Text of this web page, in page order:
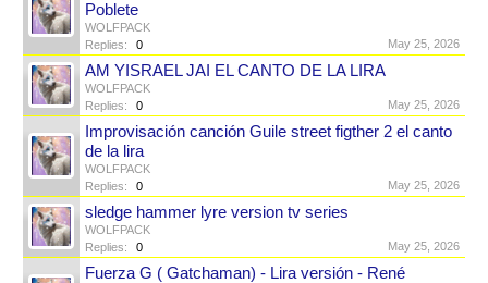
Poblete
WOLFPACK
Replies:
0 May 25, 2026
AM YISRAEL JAI EL CANTO DE LA LIRA
WOLFPACK
Replies:
0 May 25, 2026
Improvisación canción Guile street figther 2 el canto
de la lira
WOLFPACK
Replies:
0 May 25, 2026
sledge hammer lyre version tv series
WOLFPACK
Replies:
0 May 25, 2026
Fuerza G ( Gatchaman) - Lira versión - René